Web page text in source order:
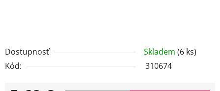
Dostupnosť Skladem (6 ks)
Kód:
310674